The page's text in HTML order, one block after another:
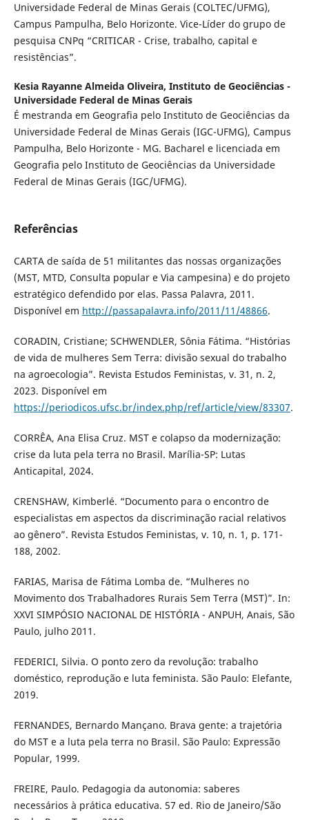
Universidade Federal de Minas Gerais (COLTEC/UFMG),
Campus Pampulha, Belo Horizonte. Vice-Líder do grupo de
pesquisa CNPq “CRITICAR - Crise, trabalho, capital e
resistências”.
Kesia Rayanne Almeida Oliveira, Instituto de Geociências -
Universidade Federal de Minas Gerais
É mestranda em Geografia pelo Instituto de Geociências da
Universidade Federal de Minas Gerais (IGC-UFMG), Campus
Pampulha, Belo Horizonte - MG. Bacharel e licenciada em
Geografia pelo Instituto de Geociências da Universidade
Federal de Minas Gerais (IGC/UFMG).
Referências
CARTA de saída de 51 militantes das nossas organizações
(MST, MTD, Consulta popular e Via campesina) e do projeto
estratégico defendido por elas. Passa Palavra, 2011.
Disponível em http://passapalavra.info/2011/11/48866.
CORADIN, Cristiane; SCHWENDLER, Sônia Fátima. “Histórias
de vida de mulheres Sem Terra: divisão sexual do trabalho
na agroecologia”. Revista Estudos Feministas, v. 31, n. 2,
2023. Disponível em
https://periodicos.ufsc.br/index.php/ref/article/view/83307.
CORRÊA, Ana Elisa Cruz. MST e colapso da modernização:
crise da luta pela terra no Brasil. Marília-SP: Lutas
Anticapital, 2024.
CRENSHAW, Kimberlé. “Documento para o encontro de
especialistas em aspectos da discriminação racial relativos
ao gênero”. Revista Estudos Feministas, v. 10, n. 1, p. 171-
188, 2002.
FARIAS, Marisa de Fátima Lomba de. “Mulheres no
Movimento dos Trabalhadores Rurais Sem Terra (MST)”. In:
XXVI SIMPÓSIO NACIONAL DE HISTÓRIA - ANPUH, Anais, São
Paulo, julho 2011.
FEDERICI, Silvia. O ponto zero da revolução: trabalho
doméstico, reprodução e luta feminista. São Paulo: Elefante,
2019.
FERNANDES, Bernardo Mançano. Brava gente: a trajetória
do MST e a luta pela terra no Brasil. São Paulo: Expressão
Popular, 1999.
FREIRE, Paulo. Pedagogia da autonomia: saberes
necessários à prática educativa. 57 ed. Rio de Janeiro/São